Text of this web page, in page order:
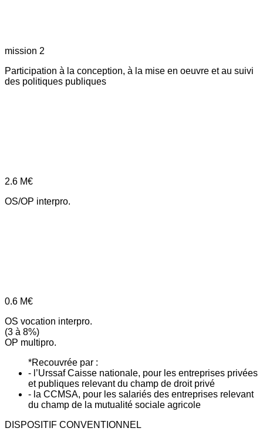
mission 2
Participation à la conception, à la mise en oeuvre et au suivi
des politiques publiques
2.6 M€
OS/OP interpro.
0.6 M€
OS vocation interpro.
(3 à 8%)
OP multipro.
*Recouvrée par :
- l’Urssaf Caisse nationale, pour les entreprises privées
et publiques relevant du champ de droit privé
- la CCMSA, pour les salariés des entreprises relevant
du champ de la mutualité sociale agricole
DISPOSITIF CONVENTIONNEL